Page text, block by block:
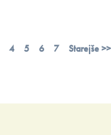
4 5 6 7 Starejše >>